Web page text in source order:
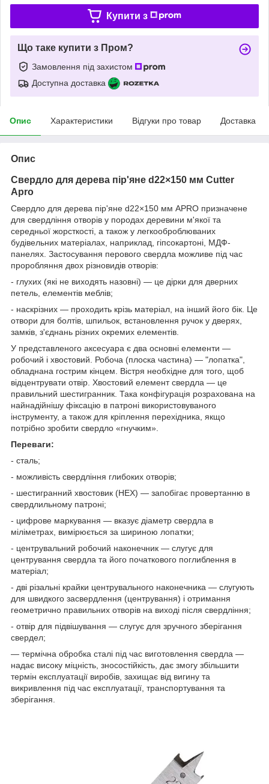
Купити з
Що таке купити з Пром?
Замовлення під захистом
Доступна доставка
Опис Характеристики Відгуки про товар Доставка
Опис
Свердло для дерева пір'яне d22×150 мм Cutter
Apro
Свердло для дерева пір'яне d22×150 мм APRO призначене
для свердління отворів у породах деревини м'якої та
середньої жорсткості, а також у легкооброблюваних
будівельних матеріалах, наприклад, гіпсокартоні, МДФ-
панелях. Застосування перового свердла можливе під час
проробляння двох різновидів отворів:
- глухих (які не виходять назовні) — це дірки для дверних
петель, елементів меблів;
- наскрізних — проходить крізь матеріал, на інший його бік. Це
отвори для болтів, шпильок, встановлення ручок у дверях,
замків, з'єднань різних окремих елементів.
У представленого аксесуара є два основні елементи —
робочий і хвостовий. Робоча (плоска частина) — "лопатка",
обладнана гострим кінцем. Вістря необхідне для того, щоб
відцентрувати отвір. Хвостовий елемент свердла — це
правильний шестигранник. Така конфігурація розрахована на
найнадійнішу фіксацію в патроні використовуваного
інструменту, а також для кріплення перехідника, якщо
потрібно зробити свердло «гнучким».
Переваги:
- сталь;
- можливість свердління глибоких отворів;
- шестигранний хвостовик (HEX) — запобігає провертанню в
свердлильному патроні;
- цифрове маркування — вказує діаметр свердла в
міліметрах, вимірюється за шириною лопатки;
- центрувальний робочий наконечник — слугує для
центрування свердла та його початкового поглиблення в
матеріал;
- дві різальні крайки центрувального наконечника — слугують
для швидкого засвердлення (центрування) і отримання
геометрично правильних отворів на виході після свердління;
- отвір для підвішування — слугує для зручного зберігання
свердел;
— термічна обробка сталі під час виготовлення свердла —
надає високу міцність, зносостійкість, дає змогу збільшити
термін експлуатації виробів, захищає від вигину та
викривлення під час експлуатації, транспортування та
зберігання.